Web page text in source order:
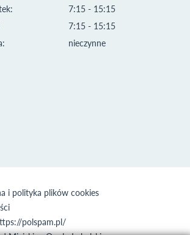
7:15 - 15:15
7:15 - 15:15
nieczynne
i polityka plików cookies
polspam.pl/